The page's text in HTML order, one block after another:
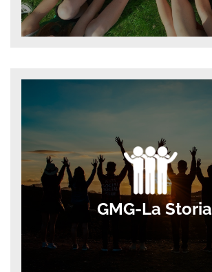
GMG-La Storia